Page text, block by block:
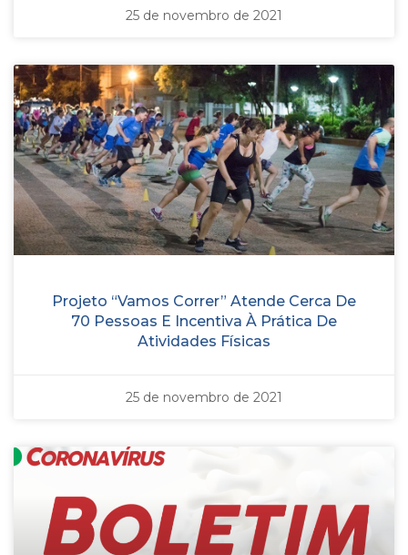
25 de novembro de 2021
Projeto “Vamos Correr” Atende Cerca De
70 Pessoas E Incentiva À Prática De
Atividades Físicas
25 de novembro de 2021